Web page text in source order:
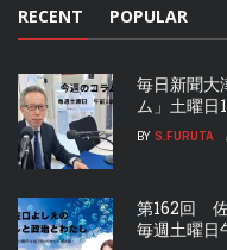
RECENT POPULAR
毎日新聞大
ム」土曜日
BY S.FURUTA
第162回 佐
毎週土曜日